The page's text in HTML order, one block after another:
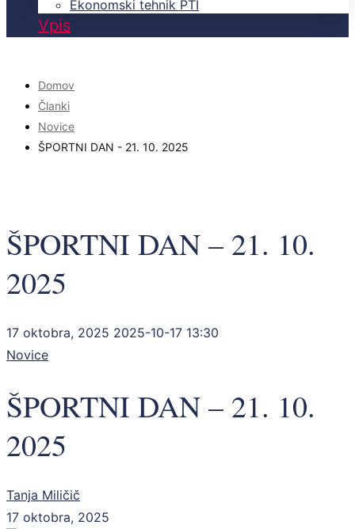
Ekonomski tehnik PTI
Vpis
Domov
Članki
Novice
ŠPORTNI DAN - 21. 10. 2025
ŠPORTNI DAN – 21. 10.
2025
17 oktobra, 2025 2025-10-17 13:30
Novice
ŠPORTNI DAN – 21. 10.
2025
Tanja Miličič
17 oktobra, 2025